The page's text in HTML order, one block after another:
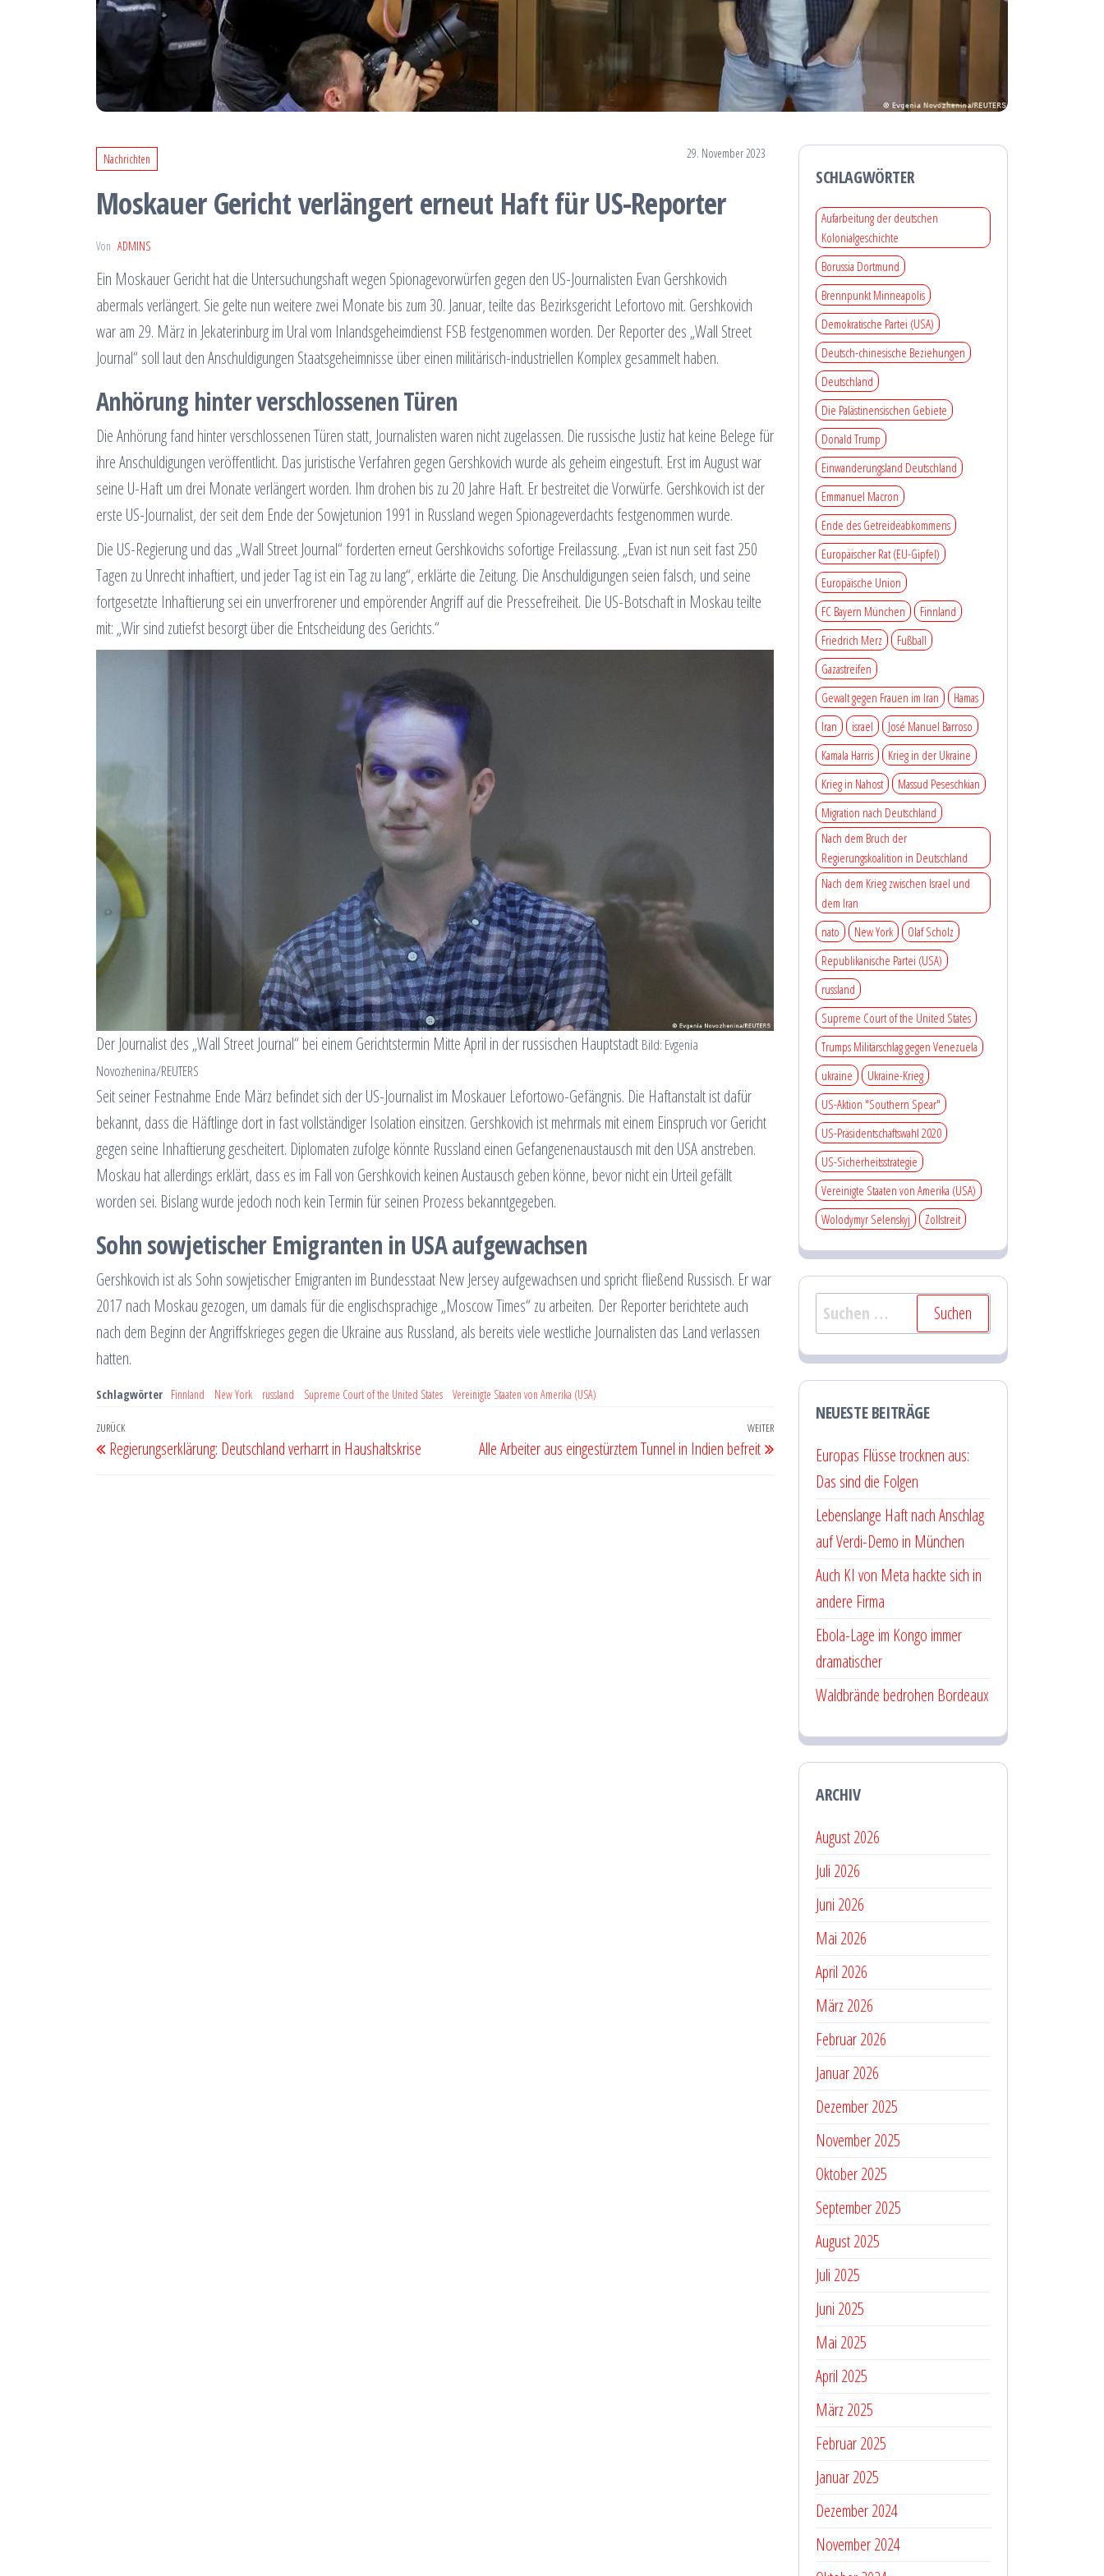
Nachrichten 29. November 2023
Moskauer Gericht verlängert erneut Haft für US-Reporter
Von ADMINS
Ein Moskauer Gericht hat die Untersuchungshaft wegen Spionagevorwürfen gegen den US-Journalisten Evan Gershkovich
abermals verlängert. Sie gelte nun weitere zwei Monate bis zum 30. Januar, teilte das Bezirksgericht Lefortovo mit. Gershkovich
war am 29. März in Jekaterinburg im Ural vom Inlandsgeheimdienst FSB festgenommen worden. Der Reporter des „Wall Street
Journal“ soll laut den Anschuldigungen Staatsgeheimnisse über einen militärisch-industriellen Komplex gesammelt haben.
Anhörung hinter verschlossenen Türen
Die Anhörung fand hinter verschlossenen Türen statt, Journalisten waren nicht zugelassen. Die russische Justiz hat keine Belege für
ihre Anschuldigungen veröffentlicht. Das juristische Verfahren gegen Gershkovich wurde als geheim eingestuft. Erst im August war
seine U-Haft um drei Monate verlängert worden. Ihm drohen bis zu 20 Jahre Haft. Er bestreitet die Vorwürfe. Gershkovich ist der
erste US-Journalist, der seit dem Ende der Sowjetunion 1991 in Russland wegen Spionageverdachts festgenommen wurde.
Die US-Regierung und das „Wall Street Journal“ forderten erneut Gershkovichs sofortige Freilassung. „Evan ist nun seit fast 250
Tagen zu Unrecht inhaftiert, und jeder Tag ist ein Tag zu lang“, erklärte die Zeitung. Die Anschuldigungen seien falsch, und seine
fortgesetzte Inhaftierung sei ein unverfrorener und empörender Angriff auf die Pressefreiheit. Die US-Botschaft in Moskau teilte
mit: „Wir sind zutiefst besorgt über die Entscheidung des Gerichts.“
Der Journalist des „Wall Street Journal“ bei einem Gerichtstermin Mitte April in der russischen Hauptstadt Bild: Evgenia
Novozhenina/REUTERS
Seit seiner Festnahme Ende März befindet sich der US-Journalist im Moskauer Lefortowo-Gefängnis. Die Haftanstalt ist dafür
bekannt, dass die Häftlinge dort in fast vollständiger Isolation einsitzen. Gershkovich ist mehrmals mit einem Einspruch vor Gericht
gegen seine Inhaftierung gescheitert. Diplomaten zufolge könnte Russland einen Gefangenenaustausch mit den USA anstreben.
Moskau hat allerdings erklärt, dass es im Fall von Gershkovich keinen Austausch geben könne, bevor nicht ein Urteil gefällt
worden sei. Bislang wurde jedoch noch kein Termin für seinen Prozess bekanntgegeben.
Sohn sowjetischer Emigranten in USA aufgewachsen
Gershkovich ist als Sohn sowjetischer Emigranten im Bundesstaat New Jersey aufgewachsen und spricht fließend Russisch. Er war
2017 nach Moskau gezogen, um damals für die englischsprachige „Moscow Times“ zu arbeiten. Der Reporter berichtete auch
nach dem Beginn der Angriffskrieges gegen die Ukraine aus Russland, als bereits viele westliche Journalisten das Land verlassen
hatten.
Schlagwörter Finnland New York russland Supreme Court of the United States Vereinigte Staaten von Amerika (USA)
Beitragsnavigation
Vorheriger
Beitrag
ZURÜCK
Regierungserklärung: Deutschland verharrt in Haushaltskrise
Nächster
Beitrag
WEITER
Alle Arbeiter aus eingestürztem Tunnel in Indien befreit
SCHLAGWÖRTER
Aufarbeitung der deutschen
Kolonialgeschichte
Borussia Dortmund
Brennpunkt Minneapolis
Demokratische Partei (USA)
Deutsch-chinesische Beziehungen
Deutschland
Die Palästinensischen Gebiete
Donald Trump
Einwanderungsland Deutschland
Emmanuel Macron
Ende des Getreideabkommens
Europäischer Rat (EU-Gipfel)
Europäische Union
FC Bayern München
Finnland
Friedrich Merz
Fußball
Gazastreifen
Gewalt gegen Frauen im Iran
Hamas
Iran
israel
José Manuel Barroso
Kamala Harris
Krieg in der Ukraine
Krieg in Nahost
Massud Peseschkian
Migration nach Deutschland
Nach dem Bruch der
Regierungskoalition in Deutschland
Nach dem Krieg zwischen Israel und
dem Iran
nato
New York
Olaf Scholz
Republikanische Partei (USA)
russland
Supreme Court of the United States
Trumps Militärschlag gegen Venezuela
ukraine
Ukraine-Krieg
US-Aktion "Southern Spear"
US-Präsidentschaftswahl 2020
US-Sicherheitsstrategie
Vereinigte Staaten von Amerika (USA)
Wolodymyr Selenskyj
Zollstreit
Suchen
nach:
NEUESTE BEITRÄGE
Europas Flüsse trocknen aus:
Das sind die Folgen
Lebenslange Haft nach Anschlag
auf Verdi-Demo in München
Auch KI von Meta hackte sich in
andere Firma
Ebola-Lage im Kongo immer
dramatischer
Waldbrände bedrohen Bordeaux
ARCHIV
August 2026
Juli 2026
Juni 2026
Mai 2026
April 2026
März 2026
Februar 2026
Januar 2026
Dezember 2025
November 2025
Oktober 2025
September 2025
August 2025
Juli 2025
Juni 2025
Mai 2025
April 2025
März 2025
Februar 2025
Januar 2025
Dezember 2024
November 2024